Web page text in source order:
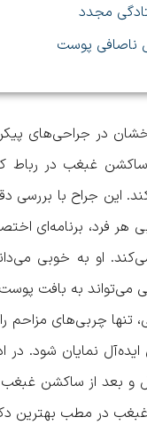
مجدد
ناصافی پوست
در جراحی‌های
ساکشن غبغب در رباط
این جراح با بررسی
فرد، برنامه‌ای
او به خوبی
می‌تواند به بافت پوست
تنها چربی‌های مزاحم
نمایان شود. در
و بعد از ساکشن
در مطب بهترین